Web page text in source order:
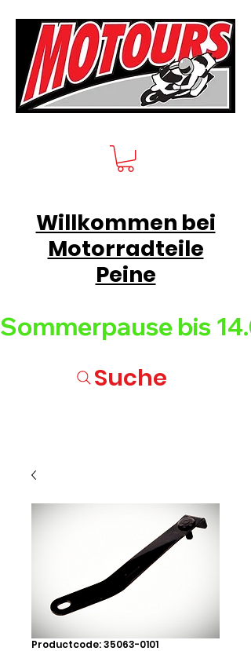
Sommerpause bis
Willkommen bei
Motorradteile
Peine
Suche
Productcode: 35063-0101